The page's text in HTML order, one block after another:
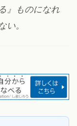
』ものになれ
い。